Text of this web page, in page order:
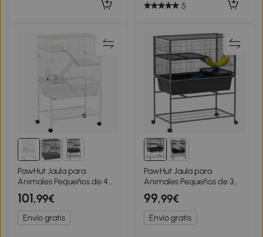
5
PawHut Jaula para
Animales Pequeños de 4
Niveles con Ruedas
Bandeja Profunda Rampas
Plataformas y Comedero
73x47x123 cm Blanco
101,99€
Envío gratis
PawHut Jaula para
Animales Pequeños de 3
Niveles con Rampas
Antideslizantes Puertas
Amplias y Ruedas con
Freno 88x48x102cm Gris
99,99€
Envío gratis